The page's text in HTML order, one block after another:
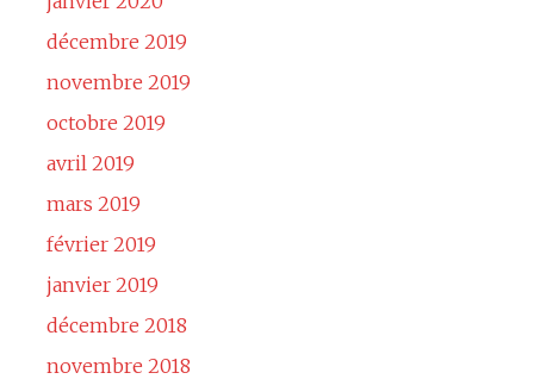
décembre 2019
novembre 2019
octobre 2019
avril 2019
mars 2019
février 2019
janvier 2019
décembre 2018
novembre 2018